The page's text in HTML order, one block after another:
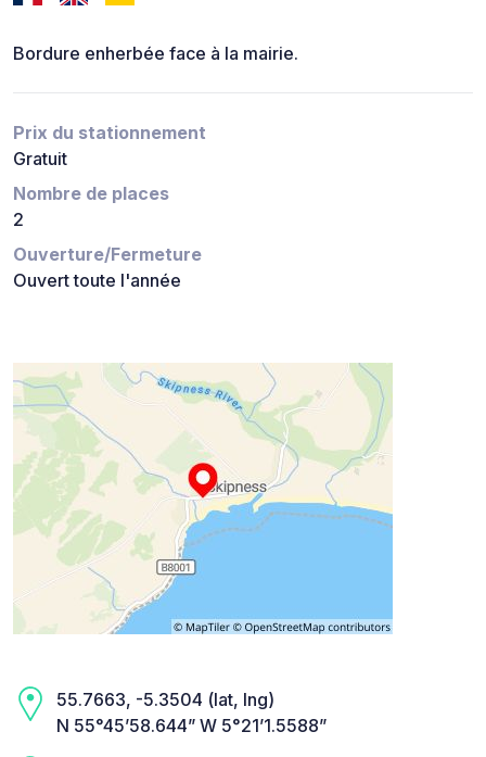
Bordure enherbée face à la mairie.
Prix du stationnement
Gratuit
Nombre de places
2
Ouverture/Fermeture
Ouvert toute l'année
55.7663, -5.3504 (lat, lng)
N 55°45’58.644” W 5°21’1.5588”